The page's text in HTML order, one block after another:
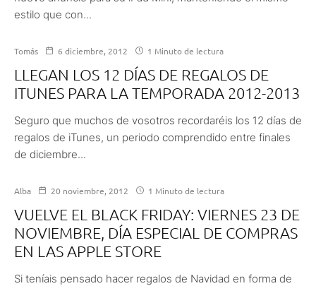
estilo que con...
Tomás 6 diciembre, 2012 1 Minuto de lectura
LLEGAN LOS 12 DÍAS DE REGALOS DE
ITUNES PARA LA TEMPORADA 2012-2013
Seguro que muchos de vosotros recordaréis los 12 días de
regalos de iTunes, un periodo comprendido entre finales
de diciembre...
Alba 20 noviembre, 2012 1 Minuto de lectura
VUELVE EL BLACK FRIDAY: VIERNES 23 DE
NOVIEMBRE, DÍA ESPECIAL DE COMPRAS
EN LAS APPLE STORE
Si teníais pensado hacer regalos de Navidad en forma de